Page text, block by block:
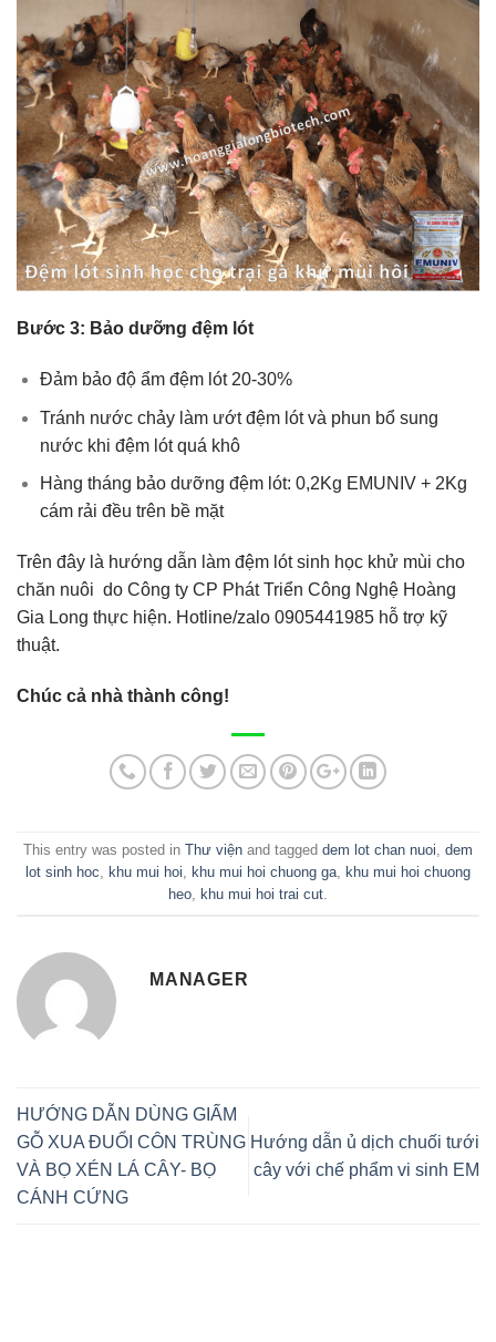
Bước 3: Bảo dưỡng đệm lót
Đảm bảo độ ẩm đệm lót 20-30%
Tránh nước chảy làm ướt đệm lót và phun bổ sung
nước khi đệm lót quá khô
Hàng tháng bảo dưỡng đệm lót: 0,2Kg EMUNIV + 2Kg
cám rải đều trên bề mặt
Trên đây là hướng dẫn làm đệm lót sinh học khử mùi cho
chăn nuôi do Công ty CP Phát Triển Công Nghệ Hoàng
Gia Long thực hiện. Hotline/zalo 0905441985 hỗ trợ kỹ
thuật.
Chúc cả nhà thành công!
This entry was posted in Thư viện and tagged dem lot chan nuoi, dem
lot sinh hoc, khu mui hoi, khu mui hoi chuong ga, khu mui hoi chuong
heo, khu mui hoi trai cut.
MANAGER
HƯỚNG DẪN DÙNG GIẤM
GỖ XUA ĐUỔI CÔN TRÙNG
VÀ BỌ XÉN LÁ CÂY- BỌ
CÁNH CỨNG
Hướng dẫn ủ dịch chuối tưới
cây với chế phẩm vi sinh EM